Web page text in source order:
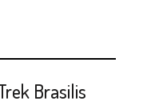
Brasilis